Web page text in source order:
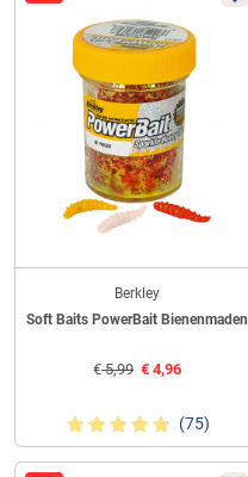
Berkley
Soft Baits PowerBait Bienenmaden
€5,99 € 4,96
(75)